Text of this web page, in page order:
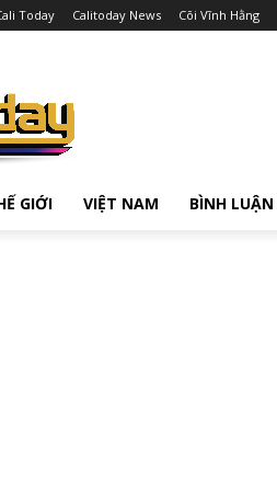
Today Calitoday News Cõi Vĩnh Hằng
GIỚI VIỆT NAM BÌNH LUẬN